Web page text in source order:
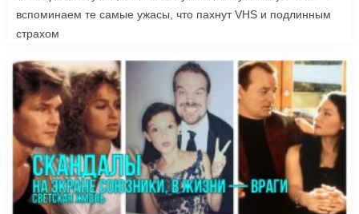
вспоминаем те самые ужасы, что пахнут VHS и подлинным
страхом